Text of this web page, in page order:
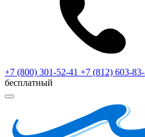
+7 (800) 301-52-41 +7 (812) 603-83-
бесплатный